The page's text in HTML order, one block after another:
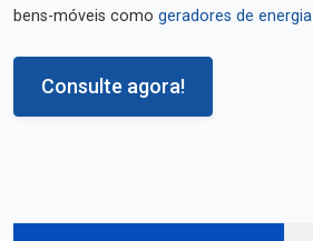
bens-móveis como geradores de energia
Consulte agora!